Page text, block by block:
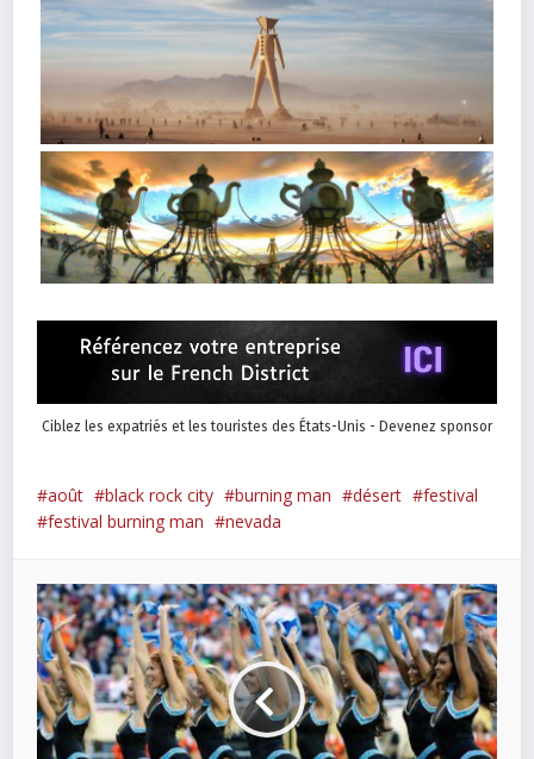
Ciblez les expatriés et les touristes des États-Unis - Devenez sponsor
août black rock city burning man désert
festival
festival burning man
nevada